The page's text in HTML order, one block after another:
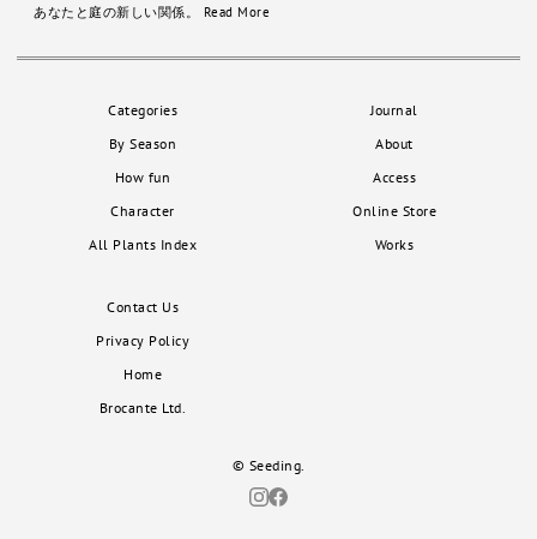
あなたと庭の新しい関係。 Read More
Categories
By Season
How fun
Character
All Plants Index
Journal
About
Access
Online Store
Works
Contact Us
Privacy Policy
Home
Brocante Ltd.
© Seeding.